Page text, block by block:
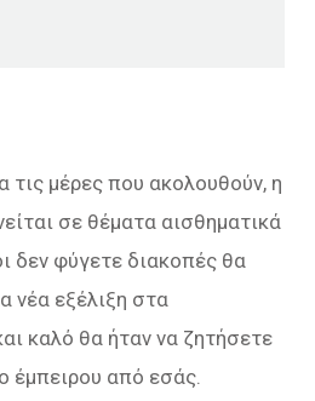
τις μέρες που ακολουθούν, η
σε θέματα αισθηματικά
δεν φύγετε διακοπές θα
νέα εξέλιξη στα
καλό θα ήταν να ζητήσετε
έμπειρου από εσάς.